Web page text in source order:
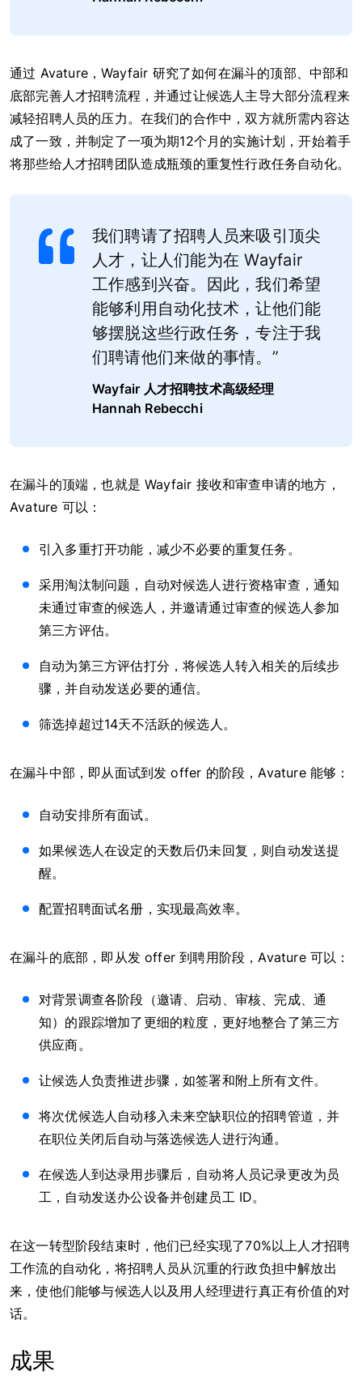
通过 Avature，Wayfair 研究了如何在漏斗的顶部、中部和
底部完善人才招聘流程，并通过让候选人主导大部分流程来
减轻招聘人员的压力。在我们的合作中，双方就所需内容达
成了一致，并制定了一项为期12个月的实施计划，开始着手
将那些给人才招聘团队造成瓶颈的重复性行政任务自动化。
我们聘请了招聘人员来吸引顶尖
人才，让人们能为在 Wayfair
工作感到兴奋。因此，我们希望
能够利用自动化技术，让他们能
够摆脱这些行政任务，专注于我
们聘请他们来做的事情。”
Wayfair 人才招聘技术高级经理
Hannah Rebecchi
在漏斗的顶端，也就是 Wayfair 接收和审查申请的地方，
Avature 可以：
引入多重打开功能，减少不必要的重复任务。
采用淘汰制问题，自动对候选人进行资格审查，通知
未通过审查的候选人，并邀请通过审查的候选人参加
第三方评估。
自动为第三方评估打分，将候选人转入相关的后续步
骤，并自动发送必要的通信。
筛选掉超过14天不活跃的候选人。
在漏斗中部，即从面试到发 offer 的阶段，Avature 能够：
自动安排所有面试。
如果候选人在设定的天数后仍未回复，则自动发送提
醒。
配置招聘面试名册，实现最高效率。
在漏斗的底部，即从发 offer 到聘用阶段，Avature 可以：
对背景调查各阶段（邀请、启动、审核、完成、通
知）的跟踪增加了更细的粒度，更好地整合了第三方
供应商。
让候选人负责推进步骤，如签署和附上所有文件。
将次优候选人自动移入未来空缺职位的招聘管道，并
在职位关闭后自动与落选候选人进行沟通。
在候选人到达录用步骤后，自动将人员记录更改为员
工，自动发送办公设备并创建员工 ID。
在这一转型阶段结束时，他们已经实现了70%以上人才招聘
工作流的自动化，将招聘人员从沉重的行政负担中解放出
来，使他们能够与候选人以及用人经理进行真正有价值的对
话。
成果